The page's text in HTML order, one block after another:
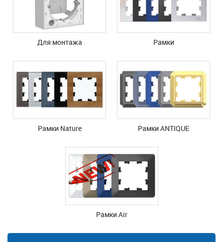
Для монтажа Рамки
Рамки Nature Рамки ANTIQUE
Рамки Air